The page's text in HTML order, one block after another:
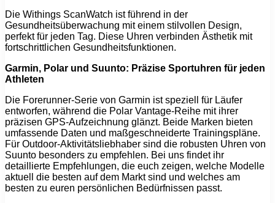
Die Withings ScanWatch ist führend in der
Gesundheitsüberwachung mit einem stilvollen Design,
perfekt für jeden Tag. Diese Uhren verbinden Ästhetik mit
fortschrittlichen Gesundheitsfunktionen.
Garmin, Polar und Suunto: Präzise Sportuhren für jeden
Athleten
Die Forerunner-Serie von Garmin ist speziell für Läufer
entworfen, während die Polar Vantage-Reihe mit ihrer
präzisen GPS-Aufzeichnung glänzt. Beide Marken bieten
umfassende Daten und maßgeschneiderte Trainingspläne.
Für Outdoor-Aktivitätsliebhaber sind die robusten Uhren von
Suunto besonders zu empfehlen. Bei uns findet ihr
detaillierte Empfehlungen, die euch zeigen, welche Modelle
aktuell die besten auf dem Markt sind und welches am
besten zu euren persönlichen Bedürfnissen passt.